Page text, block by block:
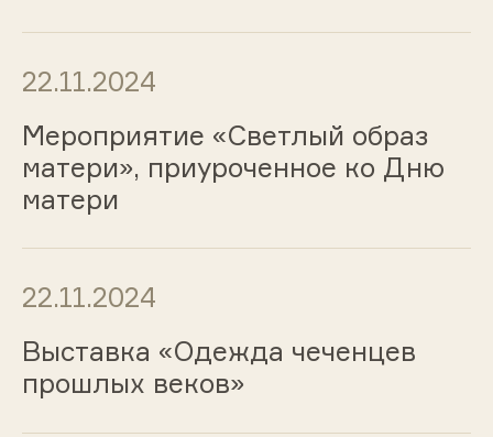
22.11.2024
Мероприятие «Светлый образ
матери», приуроченное ко Дню
матери
22.11.2024
Выставка «Одежда чеченцев
прошлых веков»